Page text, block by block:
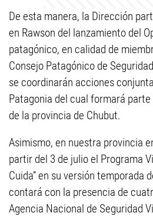
De esta manera, la Dirección
en Rawson del lanzamiento del
patagónico, en calidad de
Consejo Patagónico de
se coordinarán acciones
Patagonia del cual formará
de la provincia de Chubut.
Asimismo, en nuestra provincia
partir del 3 de julio el Programa
Cuida” en su versión temporada
contará con la presencia de
Agencia Nacional de Seguridad